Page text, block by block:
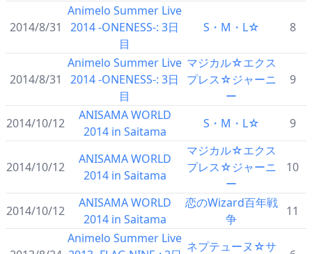
2014/8/31
Animelo Summer Live
2014 -ONENESS-: 3日
目
S・M・L☆ 8
2014/8/31
Animelo Summer Live
2014 -ONENESS-: 3日
目
マジカル☆エクス
プレス☆ジャーニ
ー
9
2014/10/12
ANISAMA WORLD
2014 in Saitama
S・M・L☆ 9
2014/10/12
ANISAMA WORLD
2014 in Saitama
マジカル☆エクス
プレス☆ジャーニ
ー
10
2014/10/12
ANISAMA WORLD
2014 in Saitama
恋のWizard百年戦
争
11
Animelo Summer Live
ネプテューヌ☆サ